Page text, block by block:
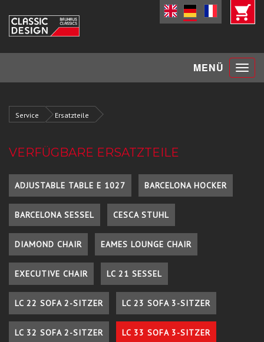
MENÜ Toggle
Service Ersatzteile
VERFÜGBARE ERSATZTEILE
ADJUSTABLE TABLE E 1027 BARCELONA HOCKER
BARCELONA SESSEL CESCA STUHL
DIAMOND CHAIR EAMES LOUNGE CHAIR
EXECUTIVE CHAIR LC 21 SESSEL
LC 22 SOFA 2-SITZER LC 23 SOFA 3-SITZER
LC 32 SOFA 2-SITZER LC 33 SOFA 3-SITZER